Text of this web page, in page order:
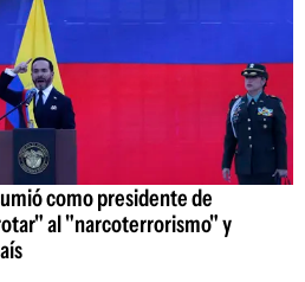
como presidente de
al "narcoterrorismo" y